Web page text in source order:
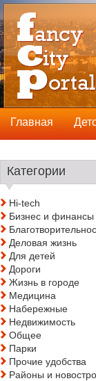
Категории
Hi-tech
Бизнес и финансы
Деловая жизнь
Для детей
Дороги
Жизнь в городе
Медицина
Набережные
Недвижимость
Общее
Парки
Прочие удобства
Районы и
Главная